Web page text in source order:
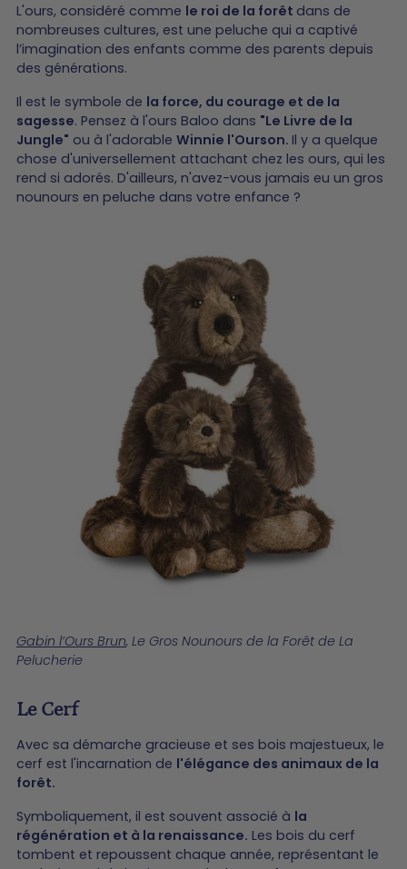
L'ours, considéré comme le roi de la forêt dans de
nombreuses cultures, est une peluche qui a captivé
l’imagination des enfants comme des parents depuis
des générations.
Il est le symbole de la force, du courage et de la
sagesse. Pensez à l'ours Baloo dans "Le Livre de la
Jungle" ou à l'adorable Winnie l'Ourson. Il y a quelque
chose d'universellement attachant chez les ours, qui les
rend si adorés. D'ailleurs, n'avez-vous jamais eu un gros
nounours en peluche dans votre enfance ?
Gabin l’Ours Brun, Le Gros Nounours de la Forêt de La
Pelucherie
Le Cerf
Avec sa démarche gracieuse et ses bois majestueux, le
cerf est l'incarnation de l'élégance des animaux de la
forêt.
Symboliquement, il est souvent associé à la
régénération et à la renaissance. Les bois du cerf
tombent et repoussent chaque année, représentant le